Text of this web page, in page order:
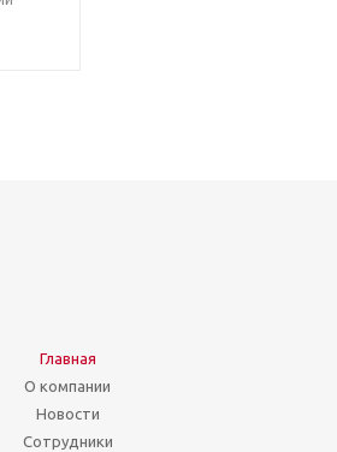
Главная
О компании
Новости
Сотрудники